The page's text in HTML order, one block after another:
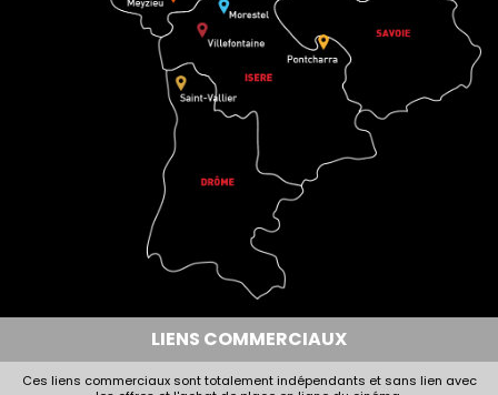
LIENS COMMERCIAUX
Ces liens commerciaux sont totalement indépendants et sans lien avec